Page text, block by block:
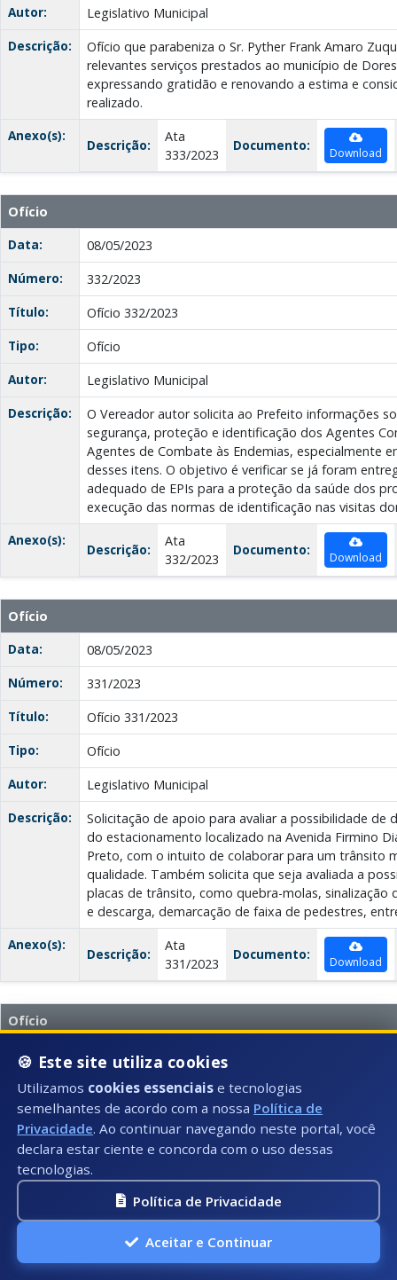
Autor:
Legislativo Municipal
Descrição:
Ofício que parabeniza o Sr. Pyther Frank Amaro
relevantes serviços prestados ao município de
expressando gratidão e renovando a estima e
realizado.
Anexo(s):
Descrição:
Ata
333/2023
Documento: Download
Ofício
Data:
08/05/2023
Número:
332/2023
Título:
Ofício 332/2023
Tipo:
Ofício
Autor:
Legislativo Municipal
Descrição:
O Vereador autor solicita ao Prefeito informações
segurança, proteção e identificação dos Agentes
Agentes de Combate às Endemias, especialmente
desses itens. O objetivo é verificar se já foram
adequado de EPIs para a proteção da saúde dos
execução das normas de identificação nas visitas
Anexo(s):
Descrição:
Ata
332/2023
Documento: Download
Ofício
Data:
08/05/2023
Número:
331/2023
Título:
Ofício 331/2023
Tipo:
Ofício
Autor:
Legislativo Municipal
Descrição:
Solicitação de apoio para avaliar a possibilidade de
do estacionamento localizado na Avenida Firmino
Preto, com o intuito de colaborar para um trânsito
qualidade. Também solicita que seja avaliada a
placas de trânsito, como quebra-molas, sinalização
e descarga, demarcação de faixa de pedestres,
Anexo(s):
Descrição:
Ata
331/2023
Documento: Download
Ofício
Data:
08/05/2023
Número:
330/2023
Título:
Ofício 330/2023
Tipo:
Ofício
Autor:
Legislativo Municipal
Descrição:
O ofício trata sobre a manutenção de uma ponte
de Mundo Novo e Patrimônio da Same, com
pequeno e grande porte. A ponte está com água
🍪 Este site utiliza cookies
Utilizamos cookies essenciais e tecnologias
semelhantes de acordo com a nossa Política de
Privacidade. Ao continuar navegando neste portal, você
declara estar ciente e concorda com o uso dessas
tecnologias.
Política de Privacidade
Aceitar e Continuar